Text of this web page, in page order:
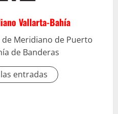
Vallarta-Bahía
Meridiano de Puerto
de Banderas
entradas